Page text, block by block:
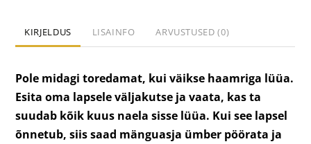
KIRJELDUS LISAINFO ARVUSTUSED (0)
Pole midagi toredamat, kui väikse haamriga lüüa.
Esita oma lapsele väljakutse ja vaata, kas ta
suudab kõik kuus naela sisse lüüa. Kui see lapsel
õnnetub, siis saad mänguasja ümber pöörata ja